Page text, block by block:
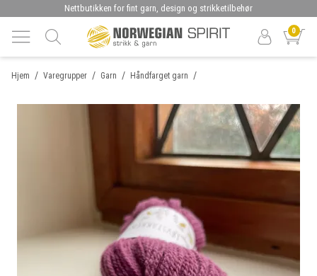
Nettbutikken for fint garn, design og strikketilbehør
0
/
Hjem /
Varegrupper /
Garn /
Håndfarget garn